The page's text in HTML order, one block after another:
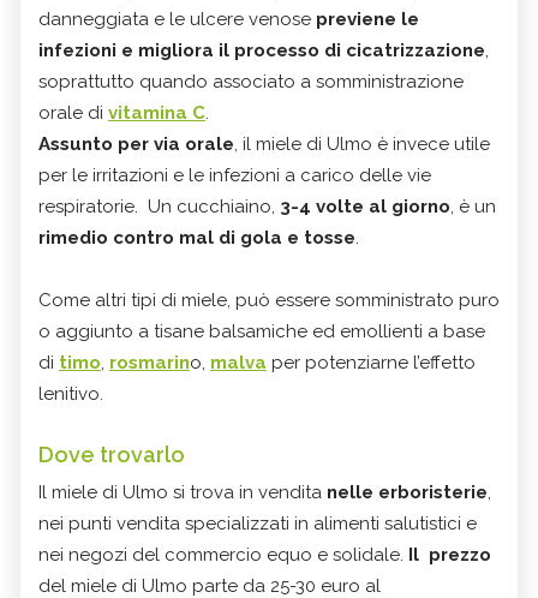
danneggiata e le ulcere venose previene le
infezioni e migliora il processo di cicatrizzazione,
soprattutto quando associato a somministrazione
orale di vitamina C.
Assunto per via orale, il miele di Ulmo è invece utile
per le irritazioni e le infezioni a carico delle vie
respiratorie. Un cucchiaino, 3-4 volte al giorno, è un
rimedio contro mal di gola e tosse.
Come altri tipi di miele, può essere somministrato puro
o aggiunto a tisane balsamiche ed emollienti a base
di timo, rosmarino, malva per potenziarne l’effetto
lenitivo.
Dove trovarlo
Il miele di Ulmo si trova in vendita nelle erboristerie,
nei punti vendita specializzati in alimenti salutistici e
nei negozi del commercio equo e solidale. Il prezzo
del miele di Ulmo parte da 25-30 euro al